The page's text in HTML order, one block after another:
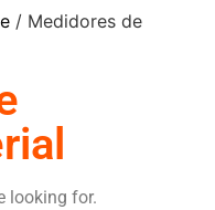
/ Medidores de
looking for.